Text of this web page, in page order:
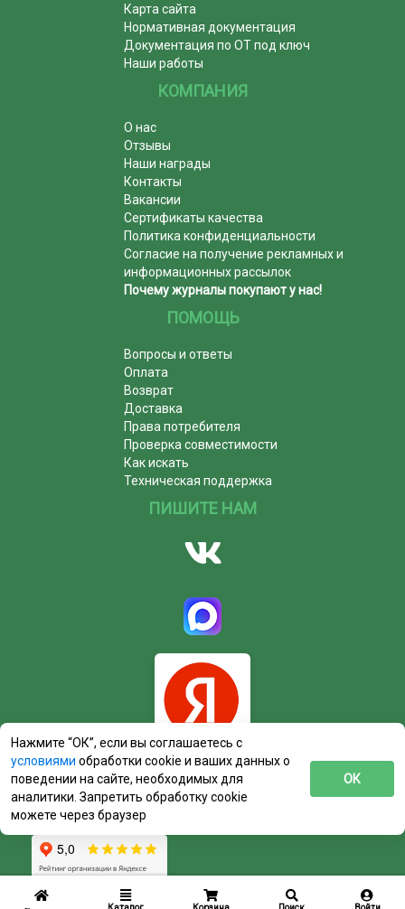
Карта сайта
Нормативная документация
Документация по ОТ под ключ
Наши работы
КОМПАНИЯ
О нас
Отзывы
Наши награды
Контакты
Вакансии
Сертификаты качества
Политика конфиденциальности
Согласие на получение рекламных и
информационных рассылок
Почему журналы покупают у нас!
ПОМОЩЬ
Вопросы и ответы
Оплата
Возврат
Доставка
Права потребителя
Проверка совместимости
Как искать
Техническая поддержка
ПИШИТЕ НАМ
Нажмите “ОК”, если вы соглашаетесь с
условиями обработки cookie и ваших данных о
поведении на сайте, необходимых для
аналитики. Запретить обработку cookie
можете через браузер
ОК